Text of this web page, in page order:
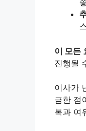
이 모든
진행될
이사가
금한 점
복과 여